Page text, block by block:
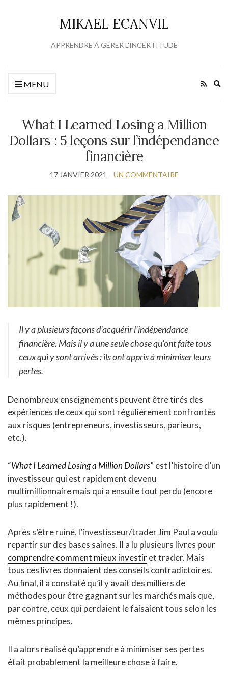
MIKAEL ECANVIL
APPRENDRE À GÉRER L'INCERTITUDE
MENU
What I Learned Losing a Million
Dollars : 5 leçons sur l’indépendance
financière
17 JANVIER 2021 UN COMMENTAIRE
Il y a plusieurs façons d’acquérir l’indépendance
financière. Mais il y a une seule chose qu’ont faite tous
ceux qui y sont arrivés : ils ont appris à minimiser leurs
pertes.
De nombreux enseignements peuvent être tirés des
expériences de ceux qui sont régulièrement confrontés
aux risques (entrepreneurs, investisseurs, parieurs,
etc.).
“What I Learned Losing a Million Dollars” est l’histoire d’un
investisseur qui est rapidement devenu
multimillionnaire mais qui a ensuite tout perdu (encore
plus rapidement !).
Après s’être ruiné, l’investisseur/trader Jim Paul a voulu
repartir sur des bases saines. Il a lu plusieurs livres pour
comprendre comment mieux investiret trader. Mais
tous ces livres donnaient des conseils contradictoires.
Au final, il a constaté qu’il y avait des milliers de
méthodes pour être gagnant sur les marchés mais que,
par contre, ceux qui perdaient le faisaient tous selon les
mêmes principes.
Il a alors réalisé qu’apprendre à minimiser ses pertes
était probablement la meilleure chose à faire.